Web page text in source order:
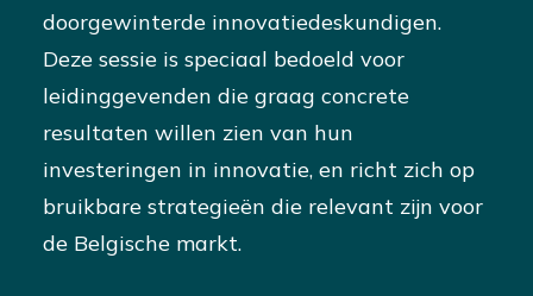
doorgewinterde innovatiedeskundigen.
Deze sessie is speciaal bedoeld voor
leidinggevenden die graag concrete
resultaten willen zien van hun
investeringen in innovatie, en richt zich op
bruikbare strategieën die relevant zijn voor
de Belgische markt.